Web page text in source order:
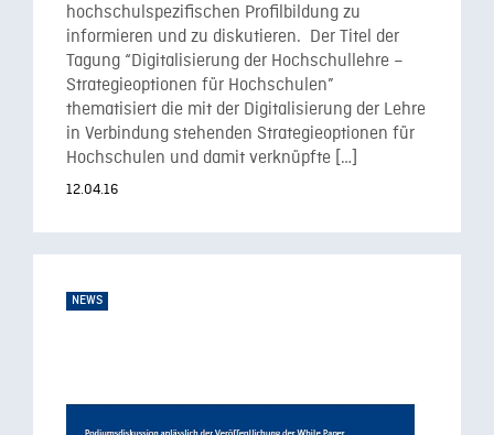
hochschulspezifischen Profilbildung zu
informieren und zu diskutieren. Der Titel der
Tagung “Digitalisierung der Hochschullehre –
Strategieoptionen für Hochschulen”
thematisiert die mit der Digitalisierung der Lehre
in Verbindung stehenden Strategieoptionen für
Hochschulen und damit verknüpfte […]
12.04.16
NEWS